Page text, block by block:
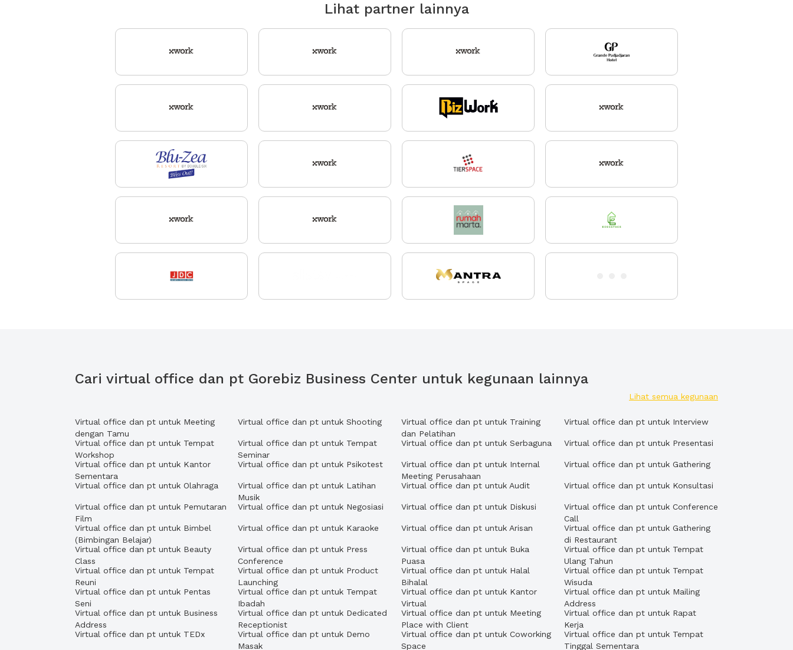
Lihat partner lainnya
Cari virtual office dan pt Gorebiz Business Center untuk kegunaan lainnya
Lihat semua kegunaan
Virtual office dan pt untuk Meeting
dengan Tamu
Virtual office dan pt untuk Shooting
Virtual office dan pt untuk Training
dan Pelatihan
Virtual office dan pt untuk Interview
Virtual office dan pt untuk Tempat
Workshop
Virtual office dan pt untuk Tempat
Seminar
Virtual office dan pt untuk Serbaguna Virtual office dan pt untuk Presentasi
Virtual office dan pt untuk Kantor
Sementara
Virtual office dan pt untuk Psikotest
Virtual office dan pt untuk Internal
Meeting Perusahaan
Virtual office dan pt untuk Gathering
Virtual office dan pt untuk Olahraga
Virtual office dan pt untuk Latihan
Musik
Virtual office dan pt untuk Audit Virtual office dan pt untuk Konsultasi
Virtual office dan pt untuk Pemutaran
Film
Virtual office dan pt untuk Negosiasi Virtual office dan pt untuk Diskusi
Virtual office dan pt untuk Conference
Call
Virtual office dan pt untuk Bimbel
(Bimbingan Belajar)
Virtual office dan pt untuk Karaoke Virtual office dan pt untuk Arisan
Virtual office dan pt untuk Gathering
di Restaurant
Virtual office dan pt untuk Beauty
Class
Virtual office dan pt untuk Press
Conference
Virtual office dan pt untuk Buka
Puasa
Virtual office dan pt untuk Tempat
Ulang Tahun
Virtual office dan pt untuk Tempat
Reuni
Virtual office dan pt untuk Product
Launching
Virtual office dan pt untuk Halal
Bihalal
Virtual office dan pt untuk Tempat
Wisuda
Virtual office dan pt untuk Pentas
Seni
Virtual office dan pt untuk Tempat
Ibadah
Virtual office dan pt untuk Kantor
Virtual
Virtual office dan pt untuk Mailing
Address
Virtual office dan pt untuk Business
Address
Virtual office dan pt untuk Dedicated
Receptionist
Virtual office dan pt untuk Meeting
Place with Client
Virtual office dan pt untuk Rapat
Kerja
Virtual office dan pt untuk TEDx
Virtual office dan pt untuk Demo
Masak
Virtual office dan pt untuk Coworking
Space
Virtual office dan pt untuk Tempat
Tinggal Sementara